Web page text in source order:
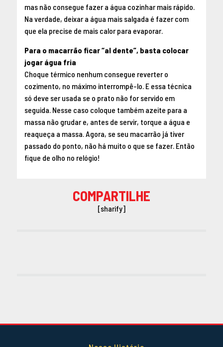
mas não consegue fazer a água cozinhar mais rápido.
Na verdade, deixar a água mais salgada é fazer com
que ela precise de mais calor para evaporar.
Para o macarrão ficar “al dente”, basta colocar
jogar água fria
Choque térmico nenhum consegue reverter o
cozimento, no máximo interrompê-lo. E essa técnica
só deve ser usada se o prato não for servido em
seguida. Nesse caso coloque também azeite para a
massa não grudar e, antes de servir, torque a água e
reaqueça a massa. Agora, se seu macarrão já tiver
passado do ponto, não há muito o que se fazer. Então
fique de olho no relógio!
COMPARTILHE
[sharify]